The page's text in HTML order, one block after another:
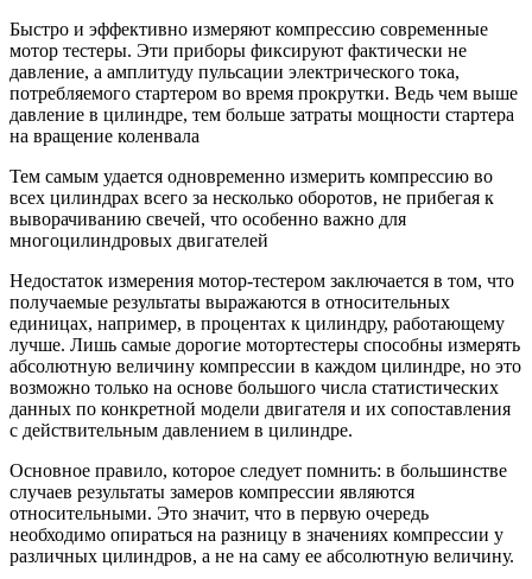
Быстро и эффективно измеряют компрессию современные
мотор тестеры. Эти приборы фиксируют фактически не
давление, а амплитуду пульсации электрического тока,
потребляемого стартером во время прокрутки. Ведь чем выше
давление в цилиндре, тем больше затраты мощности стартера
на вращение коленвала
Тем самым удается одновременно измерить компрессию во
всех цилиндрах всего за несколько оборотов, не прибегая к
выворачиванию свечей, что особенно важно для
многоцилиндровых двигателей
Недостаток измерения мотор-тестером заключается в том, что
получаемые результаты выражаются в относительных
единицах, например, в процентах к цилиндру, работающему
лучше. Лишь самые дорогие мотортестеры способны измерять
абсолютную величину компрессии в каждом цилиндре, но это
возможно только на основе большого числа статистических
данных по конкретной модели двигателя и их сопоставления
с действительным давлением в цилиндре.
Основное правило, которое следует помнить: в большинстве
случаев результаты замеров компрессии являются
относительными. Это значит, что в первую очередь
необходимо опираться на разницу в значениях компрессии у
различных цилиндров, а не на саму ее абсолютную величину.